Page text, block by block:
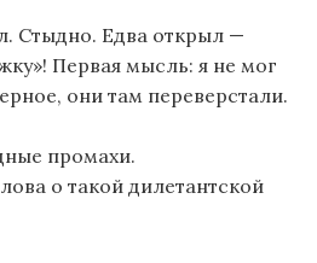
Стыдно. Едва открыл —
Первая мысль: я не мог
они там переверстали.
промахи.
о такой дилетантской